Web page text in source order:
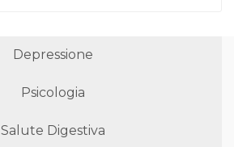
Depressione
Psicologia
Salute Digestiva